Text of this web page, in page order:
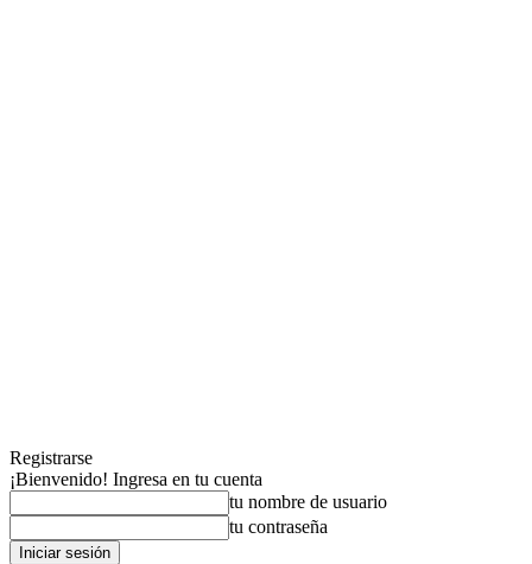
Registrarse
¡Bienvenido! Ingresa en tu cuenta
tu nombre de usuario
tu contraseña